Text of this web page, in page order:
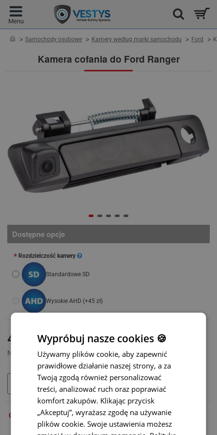
Kamera cofania do Ford Ranger
homeSamochody osobowe Kamery według marki samochodu Ford
490 zł
Netto: 398,37 zł
MODEL: TC-017
Dostępne opcje
Rozdzielczość kamery
Standardowe SD
Wysokie AHD (+45 zł)
DODAJ DO KOSZYKA
OPIS
Wypróbuj nasze cookies 🍪
Używamy plików cookie, aby zapewnić
prawidłowe działanie naszej strony, a za
Twoją zgodą również personalizować
treści, analizować ruch oraz poprawiać
komfort zakupów. Klikając przycisk
„Akceptuj”, wyrażasz zgodę na używanie
plików cookie. Swoje ustawienia możesz